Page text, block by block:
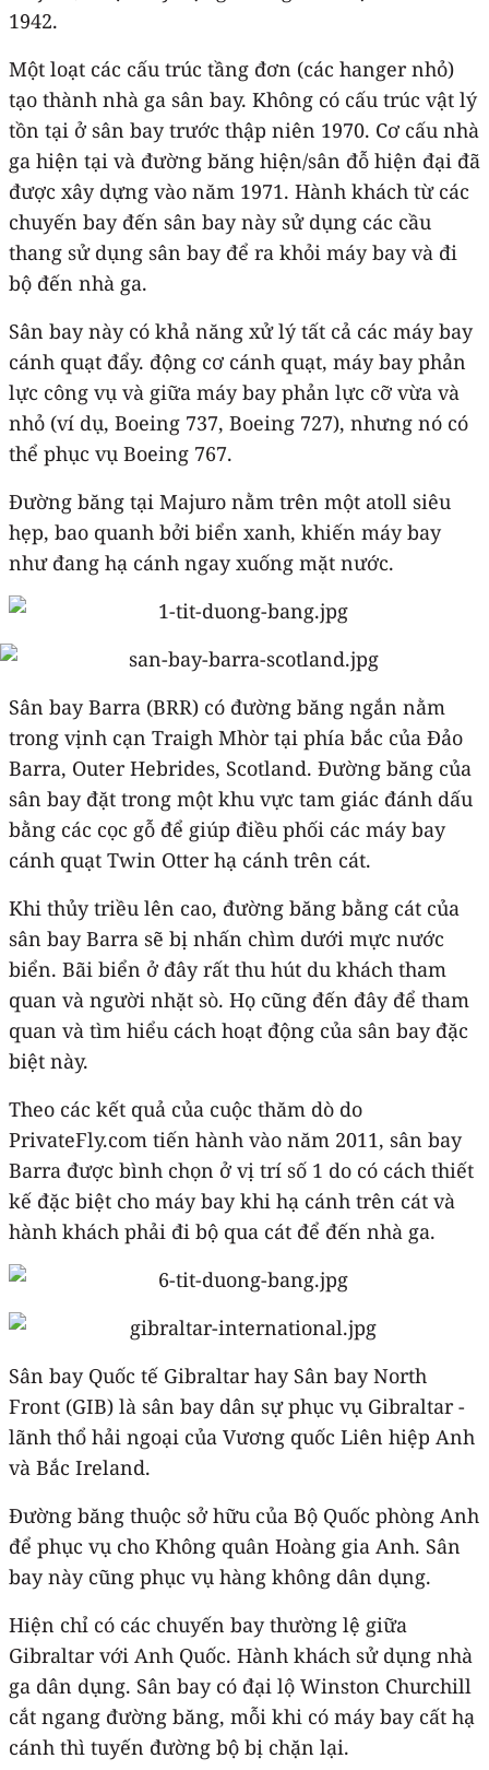
1942.
Một loạt các cấu trúc tầng đơn (các hanger nhỏ)
tạo thành nhà ga sân bay. Không có cấu trúc vật lý
tồn tại ở sân bay trước thập niên 1970. Cơ cấu nhà
ga hiện tại và đường băng hiện/sân đỗ hiện đại đã
được xây dựng vào năm 1971. Hành khách từ các
chuyến bay đến sân bay này sử dụng các cầu
thang sử dụng sân bay để ra khỏi máy bay và đi
bộ đến nhà ga.
Sân bay này có khả năng xử lý tất cả các máy bay
cánh quạt đẩy. động cơ cánh quạt, máy bay phản
lực công vụ và giữa máy bay phản lực cỡ vừa và
nhỏ (ví dụ, Boeing 737, Boeing 727), nhưng nó có
thể phục vụ Boeing 767.
Đường băng tại Majuro nằm trên một atoll siêu
hẹp, bao quanh bởi biển xanh, khiến máy bay
như đang hạ cánh ngay xuống mặt nước.
Sân bay Barra (BRR) có đường băng ngắn nằm
trong vịnh cạn Traigh Mhòr tại phía bắc của Đảo
Barra, Outer Hebrides, Scotland. Đường băng của
sân bay đặt trong một khu vực tam giác đánh dấu
bằng các cọc gỗ để giúp điều phối các máy bay
cánh quạt Twin Otter hạ cánh trên cát.
Khi thủy triều lên cao, đường băng bằng cát của
sân bay Barra sẽ bị nhấn chìm dưới mực nước
biển. Bãi biển ở đây rất thu hút du khách tham
quan và người nhặt sò. Họ cũng đến đây để tham
quan và tìm hiểu cách hoạt động của sân bay đặc
biệt này.
Theo các kết quả của cuộc thăm dò do
PrivateFly.com tiến hành vào năm 2011, sân bay
Barra được bình chọn ở vị trí số 1 do có cách thiết
kế đặc biệt cho máy bay khi hạ cánh trên cát và
hành khách phải đi bộ qua cát để đến nhà ga.
Sân bay Quốc tế Gibraltar hay Sân bay North
Front (GIB) là sân bay dân sự phục vụ Gibraltar -
lãnh thổ hải ngoại của Vương quốc Liên hiệp Anh
và Bắc Ireland.
Đường băng thuộc sở hữu của Bộ Quốc phòng Anh
để phục vụ cho Không quân Hoàng gia Anh. Sân
bay này cũng phục vụ hàng không dân dụng.
Hiện chỉ có các chuyến bay thường lệ giữa
Gibraltar với Anh Quốc. Hành khách sử dụng nhà
ga dân dụng. Sân bay có đại lộ Winston Churchill
cắt ngang đường băng, mỗi khi có máy bay cất hạ
cánh thì tuyến đường bộ bị chặn lại.